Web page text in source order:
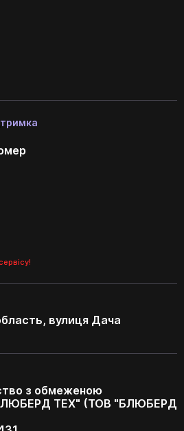
вулиця Дача
з обмеженою
ТЕХ" (ТОВ "БЛЮБЕРД